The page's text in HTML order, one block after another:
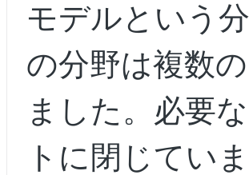
モデルという
の分野は複数
ました。必要
トに閉じてい